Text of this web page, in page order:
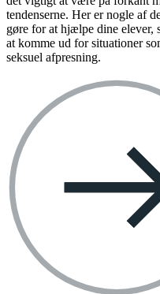
tendenserne. Her er nogle af
gøre for at hjælpe dine elever,
at komme ud for situationer
seksuel afpresning.